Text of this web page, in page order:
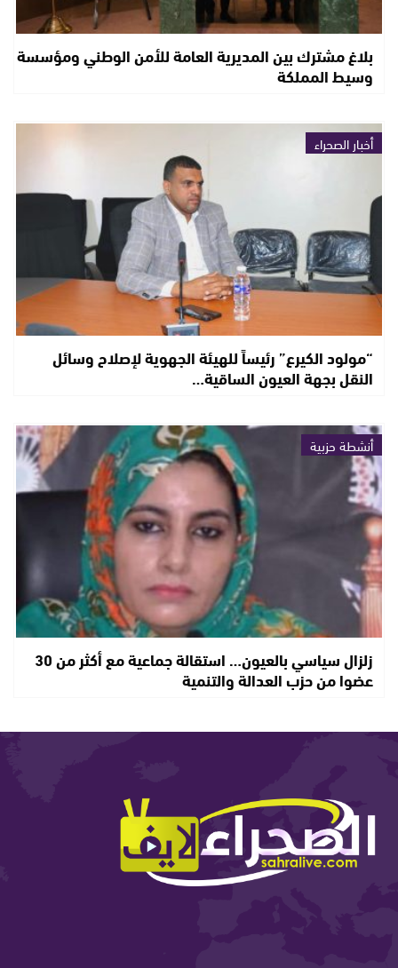
بلاغ مشترك بين المديرية العامة للأمن الوطني ومؤسسة
وسيط المملكة
أخبار الصحراء
“مولود الكيرع” رئيساً للهيئة الجهوية لإصلاح وسائل
النقل بجهة العيون الساقية…
أنشطة حزبية
زلزال سياسي بالعيون… استقالة جماعية مع أكثر من 30
عضوا من حزب العدالة والتنمية